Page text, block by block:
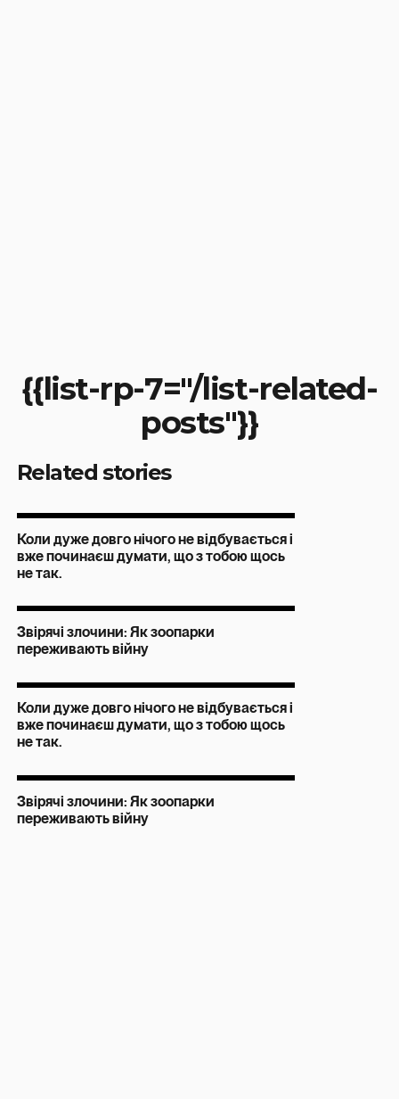
{{list-rp-7="/list-related-
posts"}}
Related stories
Коли дуже довго нічого не відбувається і
вже починаєш думати, що з тобою щось
не так.
Звірячі злочини: Як зоопарки
переживають війну
Коли дуже довго нічого не відбувається і
вже починаєш думати, що з тобою щось
не так.
Звірячі злочини: Як зоопарки
переживають війну